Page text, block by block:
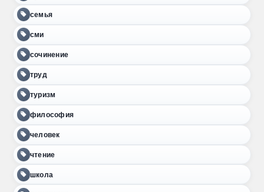
семья
сми
сочинение
труд
туризм
философия
человек
чтение
школа